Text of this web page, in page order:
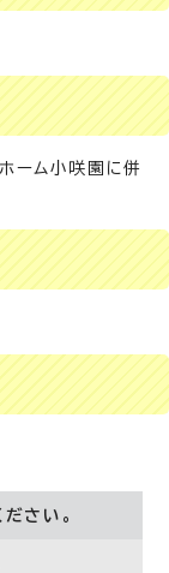
ーム小咲園に併
さい。